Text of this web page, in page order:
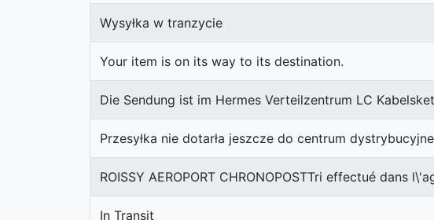
Wysyłka w tranzycie
Your item is on its way to its destination.
Die Sendung ist im Hermes Verteilzentrum LC
Przesyłka nie dotarła jeszcze do centrum
ROISSY AEROPORT CHRONOPOSTTri effectué dans
In Transit